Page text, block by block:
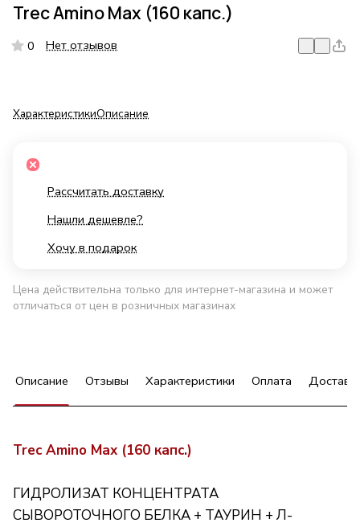
Trec Amino Max (160 капс.)
0 Нет отзывов
ХарактеристикиОписание
Рассчитать доставку
Нашли дешевле?
Хочу в подарок
Цена действительна только для интернет-магазина и может
отличаться от цен в розничных магазинах
Описание Отзывы Характеристики Оплата
Trec Amino Max (160 капс.)
ГИДРОЛИЗАТ КОНЦЕНТРАТА
СЫВОРОТОЧНОГО БЕЛКА + ТАУРИН + Л-